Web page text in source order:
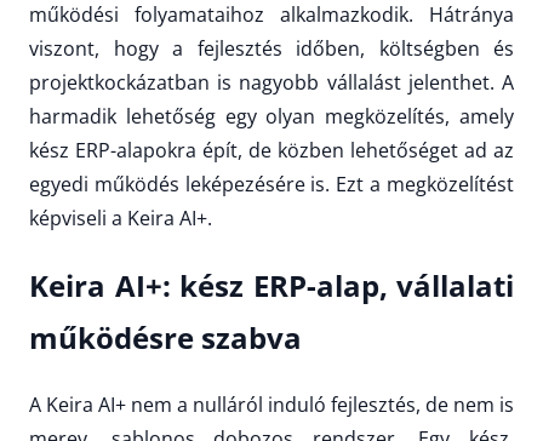
működési folyamataihoz alkalmazkodik. Hátránya
viszont, hogy a fejlesztés időben, költségben és
projektkockázatban is nagyobb vállalást jelenthet. A
harmadik lehetőség egy olyan megközelítés, amely
kész ERP-alapokra épít, de közben lehetőséget ad az
egyedi működés leképezésére is. Ezt a megközelítést
képviseli a Keira AI+.
Keira AI+: kész ERP-alap, vállalati
működésre szabva
A Keira AI+ nem a nulláról induló fejlesztés, de nem is